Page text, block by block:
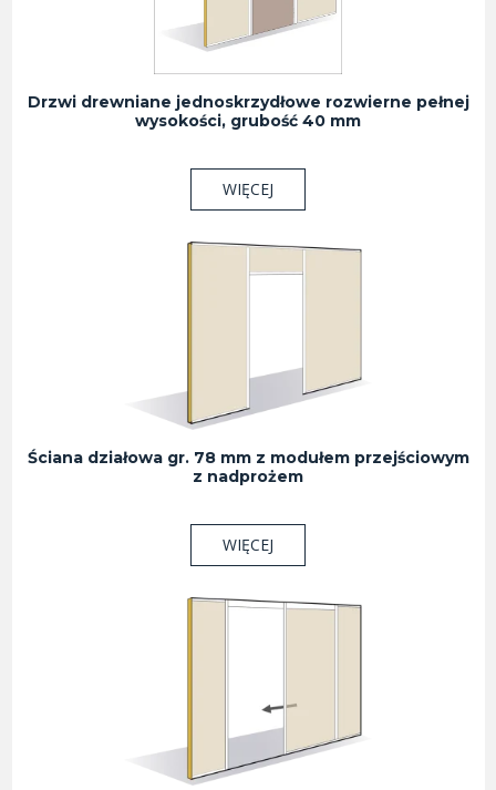
Drzwi drewniane jednoskrzydłowe rozwierne pełnej
wysokości, grubość 40 mm
WIĘCEJ
Ściana działowa gr. 78 mm z modułem przejściowym
z nadprożem
WIĘCEJ